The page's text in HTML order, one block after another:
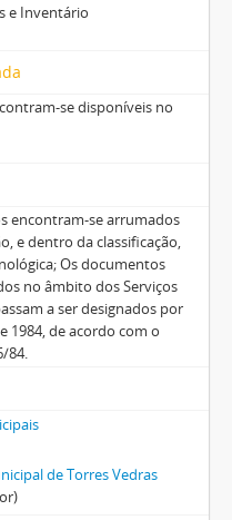
e Inventário
se disponíveis no
encontram-se arrumados
e dentro da classificação,
Os documentos
no âmbito dos Serviços
a ser designados por
1984, de acordo com o
84.
de Torres Vedras